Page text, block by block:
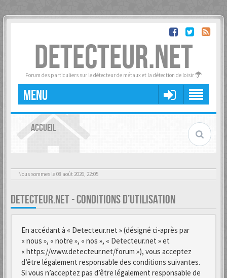
DETECTEUR.NET
Forum des particuliers sur le détecteur de métaux et la détection de loisir
MENU
ACCUEIL
Nous sommes le 08 août 2026, 22:05
DETECTEUR.NET - CONDITIONS D’UTILISATION
En accédant à « Detecteur.net » (désigné ci-après par
« nous », « notre », « nos », « Detecteur.net » et
« https://www.detecteur.net/forum »), vous acceptez
d’être légalement responsable des conditions suivantes.
Si vous n’acceptez pas d’être légalement responsable de